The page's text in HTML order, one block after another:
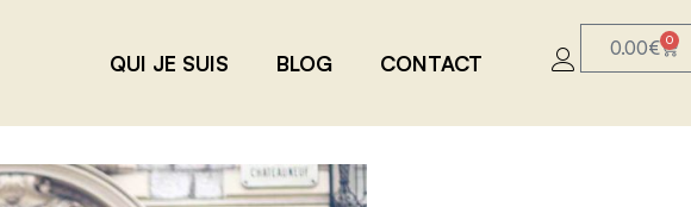
QUI JE SUIS BLOG CONTACT
0.00€ 0